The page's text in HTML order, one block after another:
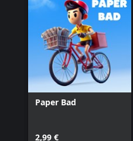
Paper Bad
2,99 €